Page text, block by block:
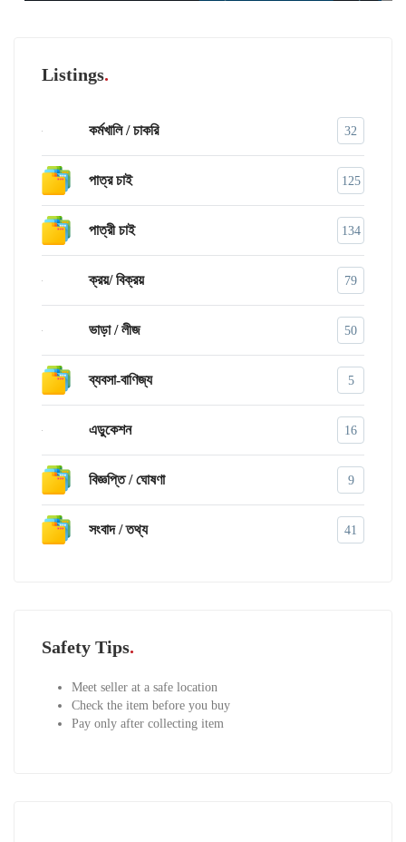
Listings
কর্মখালি / চাকরি 32
পাত্র চাই 125
পাত্রী চাই 134
ক্রয়/ বিক্রয় 79
ভাড়া / লীজ 50
ব্যবসা-বাণিজ্য 5
এডুকেশন 16
বিজ্ঞপ্তি / ঘোষণা 9
সংবাদ / তথ্য 41
Safety Tips
Meet seller at a safe location
Check the item before you buy
Pay only after collecting item